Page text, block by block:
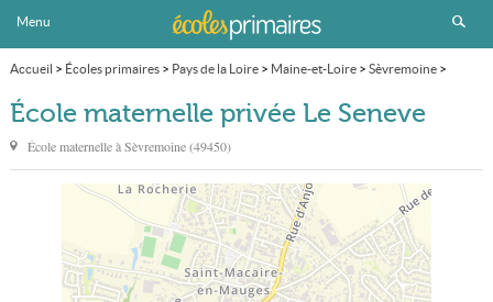
Menu
Accueil > Écoles primaires> Pays de la Loire> Maine-et-Loire> Sèvremoine>
École maternelle privée Le Seneve
École maternelle privée Le Seneve
École maternelle àSèvremoine(49450)